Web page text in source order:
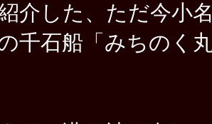
介した、ただ今小
千石船「みちのく